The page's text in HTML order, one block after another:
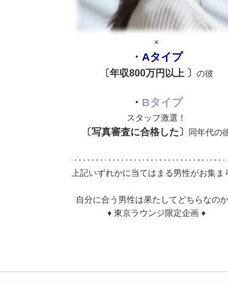
×
・ Aタイプ
〔年収800万円以上 〕 の彼
・ Bタイプ
スタッフ激選！
〔写真審査に合格した〕 同年代の
上記いずれかに当てはまる男性がお集
自分に合う男性は果たしてどちらなの
♦ 東京ラウンジ限定企画 ♦